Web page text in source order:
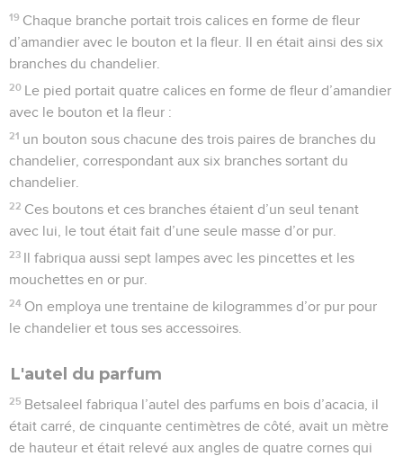
19 Chaque branche portait trois calices en forme de fleur
d’amandier avec le bouton et la fleur. Il en était ainsi des six
branches du chandelier.
20 Le pied portait quatre calices en forme de fleur d’amandier
avec le bouton et la fleur :
21 un bouton sous chacune des trois paires de branches du
chandelier, correspondant aux six branches sortant du
chandelier.
22 Ces boutons et ces branches étaient d’un seul tenant
avec lui, le tout était fait d’une seule masse d’or pur.
23 Il fabriqua aussi sept lampes avec les pincettes et les
mouchettes en or pur.
24 On employa une trentaine de kilogrammes d’or pur pour
le chandelier et tous ses accessoires.
L'autel du parfum
25 Betsaleel fabriqua l’autel des parfums en bois d’acacia, il
était carré, de cinquante centimètres de côté, avait un mètre
de hauteur et était relevé aux angles de quatre cornes qui